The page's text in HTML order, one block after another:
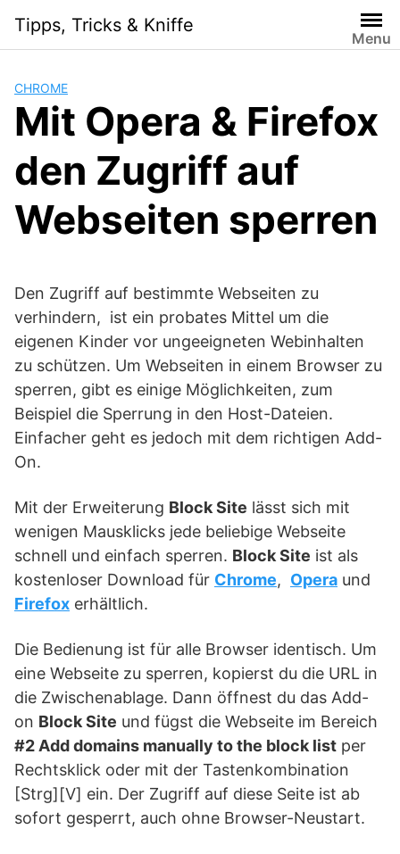
content
Tipps, Tricks & Kniffe
Menu
CHROME
Mit Opera & Firefox
den Zugriff auf
Webseiten sperren
Den Zugriff auf bestimmte Webseiten zu
verhindern, ist ein probates Mittel um die
eigenen Kinder vor ungeeigneten Webinhalten
zu schützen. Um Webseiten in einem Browser zu
sperren, gibt es einige Möglichkeiten, zum
Beispiel die Sperrung in den Host-Dateien.
Einfacher geht es jedoch mit dem richtigen Add-
On.
Mit der Erweiterung Block Site lässt sich mit
wenigen Mausklicks jede beliebige Webseite
schnell und einfach sperren. Block Site ist als
kostenloser Download für Chrome, Opera und
Firefox erhältlich.
Die Bedienung ist für alle Browser identisch. Um
eine Webseite zu sperren, kopierst du die URL in
die Zwischenablage. Dann öffnest du das Add-
on Block Site und fügst die Webseite im Bereich
#2 Add domains manually to the block list per
Rechtsklick oder mit der Tastenkombination
[Strg][V] ein. Der Zugriff auf diese Seite ist ab
sofort gesperrt, auch ohne Browser-Neustart.